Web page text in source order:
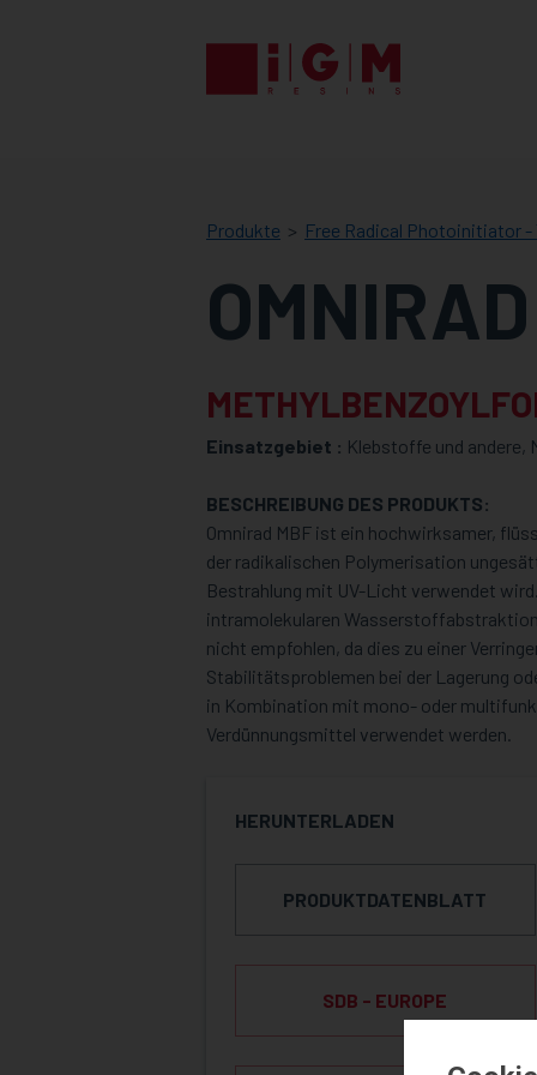
RESINS
Produkte Free Radical Photoinitiator -
Einsatzgebiet : Klebstoffe und
BESCHREIBUNG DES PRODUKTS:
Omnirad MBF ist ein hochwirksamer,
der radikalischen Polymerisation
Bestrahlung mit UV-Licht verwendet
intramolekularen
nicht empfohlen, da dies zu einer
Stabilitätsproblemen bei der Lagerung
in Kombination mit mono- oder
Verdünnungsmittel verwendet werden.
HERUNTERLADEN
PRODUKTDATENBLATT
SDB - EUROPE